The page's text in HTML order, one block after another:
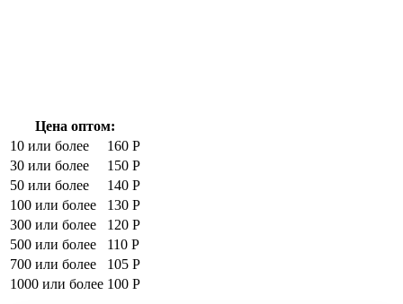
Цена оптом:
10 или более
160 Р
30 или более
150 Р
50 или более
140 Р
100 или более
130 Р
300 или более
120 Р
500 или более
110 Р
700 или более
105 Р
1000 или более 100 Р